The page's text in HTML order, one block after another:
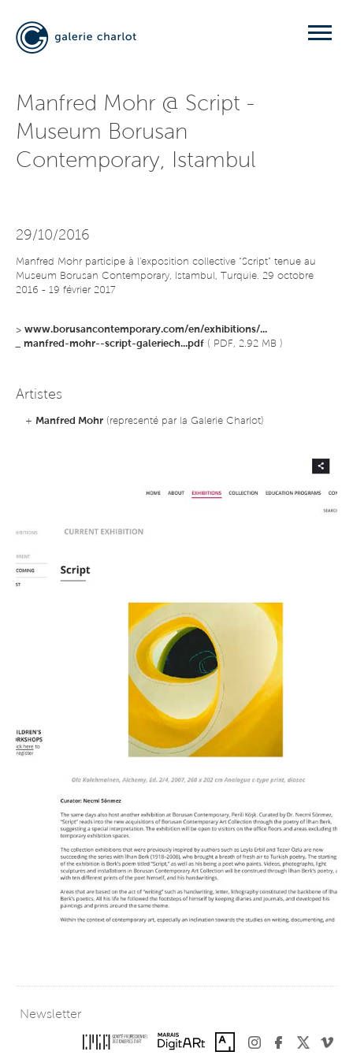
Manfred Mohr @ Script -
Museum Borusan
Contemporary, Istambul
29/10/2016
Manfred Mohr participe à l'exposition collective "Script" tenue au
Museum Borusan Contemporary, Istambul, Turquie. 29 octobre
2016 - 19 février 2017
> www.borusancontemporary.com/en/exhibitions/...
manfred-mohr--script-galeriech...pdf ( PDF, 2.92 MB )
Artistes
+ Manfred Mohr (representé par la Galerie Charlot)
Newsletter